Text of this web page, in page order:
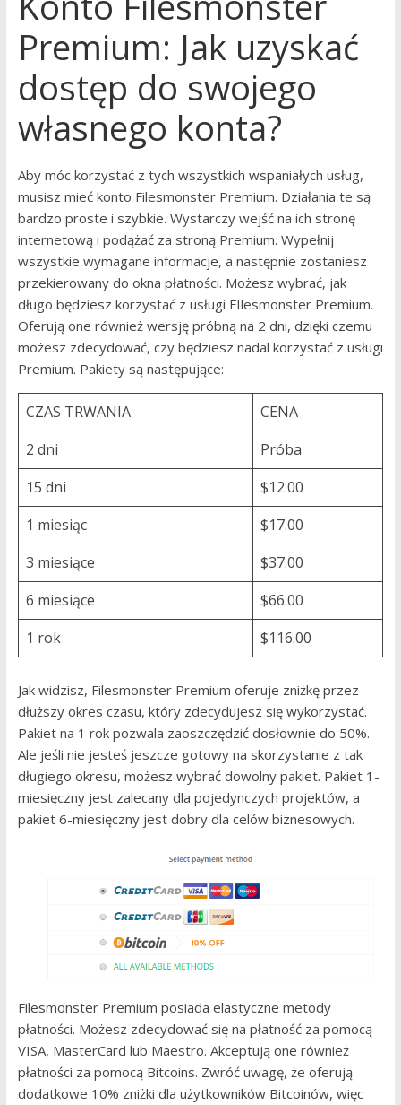
Premium: Jak uzyskać
dostęp do swojego
własnego konta?
Aby móc korzystać z tych wszystkich wspaniałych usług,
musisz mieć konto Filesmonster Premium. Działania te są
bardzo proste i szybkie. Wystarczy wejść na ich stronę
internetową i podążać za stroną Premium. Wypełnij
wszystkie wymagane informacje, a następnie zostaniesz
przekierowany do okna płatności. Możesz wybrać, jak
długo będziesz korzystać z usługi FIlesmonster Premium.
Oferują one również wersję próbną na 2 dni, dzięki czemu
możesz zdecydować, czy będziesz nadal korzystać z usługi
Premium. Pakiety są następujące:
CZAS TRWANIA
CENA
2 dni
Próba
15 dni
$12.00
1 miesiąc
$17.00
3 miesiące
$37.00
6 miesiące
$66.00
1 rok
$116.00
Jak widzisz, Filesmonster Premium oferuje zniżkę przez
dłuższy okres czasu, który zdecydujesz się wykorzystać.
Pakiet na 1 rok pozwala zaoszczędzić dosłownie do 50%.
Ale jeśli nie jesteś jeszcze gotowy na skorzystanie z tak
długiego okresu, możesz wybrać dowolny pakiet. Pakiet 1-
miesięczny jest zalecany dla pojedynczych projektów, a
pakiet 6-miesięczny jest dobry dla celów biznesowych.
Filesmonster Premium posiada elastyczne metody
płatności. Możesz zdecydować się na płatność za pomocą
VISA, MasterCard lub Maestro. Akceptują one również
płatności za pomocą Bitcoins. Zwróć uwagę, że oferują
dodatkowe 10% zniżki dla użytkowników Bitcoinów, więc